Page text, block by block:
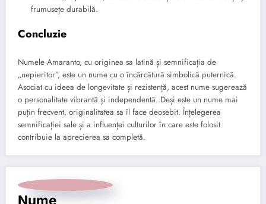
frumusețe durabilă.
Concluzie
Numele Amaranto, cu originea sa latină și semnificația de
„nepieritor”, este un nume cu o încărcătură simbolică puternică.
Asociat cu ideea de longevitate și rezistență, acest nume sugerează
o personalitate vibrantă și independentă. Deși este un nume mai
puțin frecvent, originalitatea sa îl face deosebit. Înțelegerea
semnificației sale și a influenței culturilor în care este folosit
contribuie la aprecierea sa completă.
Nume